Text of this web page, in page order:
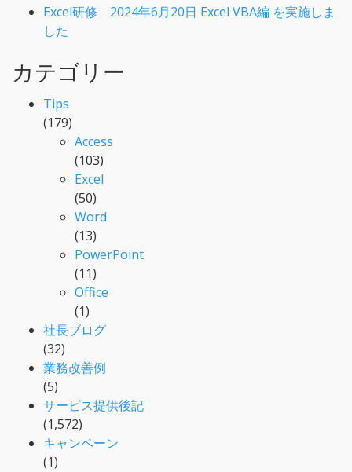
Excel研修 2024年6月20日 Excel VBA編 を実施しま
した
カテゴリー
Tips
(179)
Access
(103)
Excel
(50)
Word
(13)
PowerPoint
(11)
Office
(1)
社長ブログ
(32)
業務改善例
(5)
サービス提供後記
(1,572)
キャンペーン
(1)